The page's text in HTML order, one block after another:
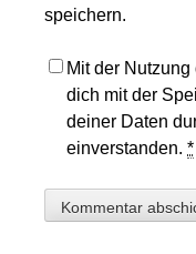
speichern.
Mit der
dich mit der
deiner Daten
einverstanden.*